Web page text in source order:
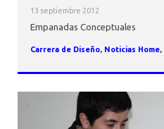
13 septiembre 2012
Empanadas Conceptuales
Carrera de Diseño, Noticias Home,